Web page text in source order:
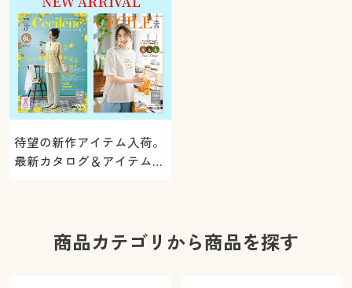
待望の新作アイテム入荷。
最新カタログ＆アイテムを
商品カテゴリから商品を探す